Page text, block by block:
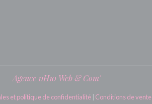
Agence 11H10 Web & Com'
et politique de confidentialité Conditions de vente